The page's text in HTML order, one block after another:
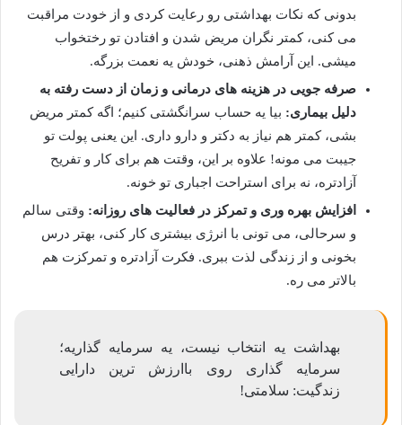
بدونی که نکات بهداشتی رو رعایت کردی و از خودت مراقبت
می کنی، کمتر نگران مریض شدن و افتادن تو رختخواب
میشی. این آرامش ذهنی، خودش یه نعمت بزرگه.
صرفه جویی در هزینه های درمانی و زمان از دست رفته به
دلیل بیماری: بیا یه حساب سرانگشتی کنیم؛ اگه کمتر مریض
بشی، کمتر هم نیاز به دکتر و دارو داری. این یعنی پولت تو
جیبت می مونه! علاوه بر این، وقتت هم برای کار و تفریح
آزادتره، نه برای استراحت اجباری تو خونه.
افزایش بهره وری و تمرکز در فعالیت های روزانه: وقتی سالم
و سرحالی، می تونی با انرژی بیشتری کار کنی، بهتر درس
بخونی و از زندگی لذت ببری. فکرت آزادتره و تمرکزت هم
بالاتر می ره.
بهداشت یه انتخاب نیست، یه سرمایه گذاریه؛
سرمایه گذاری روی باارزش ترین دارایی
زندگیت: سلامتی!